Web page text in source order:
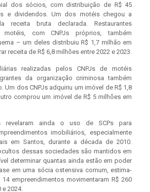
dos sócios, com distribuição de R$ 45
e dividendos. Um dos motéis chegou a
receita bruta declarada. Restaurantes
motéis, com CNPJs próprios, também
– um deles distribuiu R$ 1,7 milhão em
receita de R$ 6,8 milhões entre 2022 e 2023.
realizadas pelos CNPJs de motéis
da organização criminosa também
Um dos CNPJs adquiriu um imóvel de R$ 1,8
comprou um imóvel de R$ 5 milhões em
revelaram ainda o uso de SCPs para
imobiliários, especialmente
em Santos, durante a década de 2010.
dessas sociedades são mantidos em
determinar quantas ainda estão em poder
em uma sócia ostensiva comum, estima-
empreendimentos movimentaram R$ 260
e 2024.